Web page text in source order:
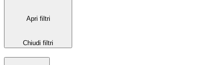
Apri filtri
Chiudi filtri